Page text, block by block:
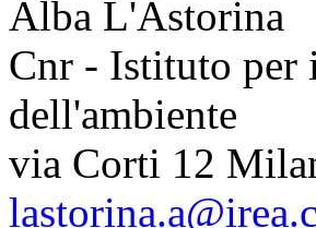
Alba L'Astorina
Cnr - Istituto per
dell'ambiente
via Corti 12